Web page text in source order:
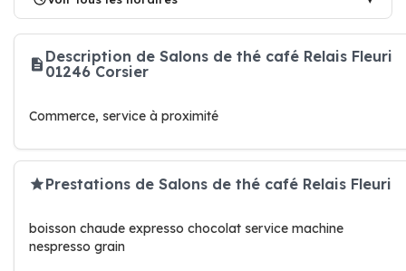
Description de Salons de thé café Relais Fleuri
01246 Corsier
Commerce, service à proximité
Prestations de Salons de thé café Relais Fleuri
boisson chaude expresso chocolat service machine
nespresso grain